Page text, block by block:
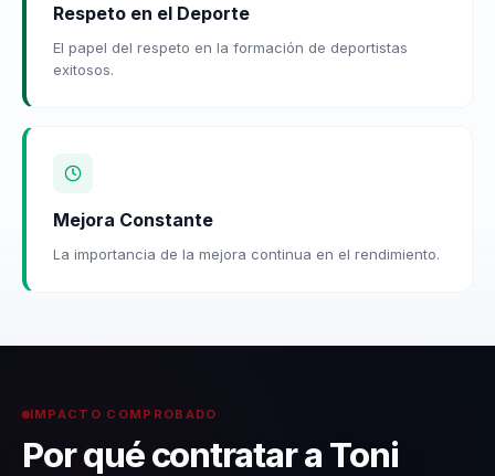
Respeto en el Deporte
El papel del respeto en la formación de deportistas
exitosos.
Mejora Constante
La importancia de la mejora continua en el rendimiento.
IMPACTO COMPROBADO
Por qué contratar a Toni